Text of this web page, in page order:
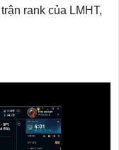
rank của LMHT,